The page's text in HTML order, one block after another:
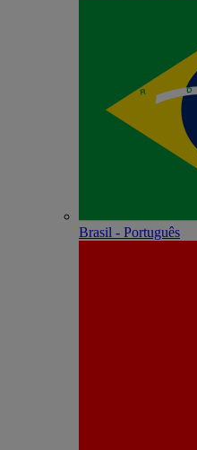
Brasil - Português